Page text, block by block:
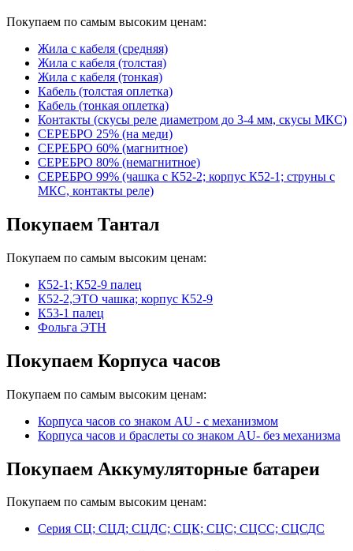
Покупаем по самым высоким ценам:
Жила с кабеля (средняя)
Жила с кабеля (толстая)
Жила с кабеля (тонкая)
Кабель (толстая оплетка)
Кабель (тонкая оплетка)
Контакты (скусы реле диаметром до 3-4 мм, скусы МКС)
СЕРЕБРО 25% (на меди)
СЕРЕБРО 60% (магнитное)
СЕРЕБРО 80% (немагнитное)
СЕРЕБРО 99% (чашка с К52-2; корпус К52-1; струны с
МКС, контакты реле)
Покупаем Тантал
Покупаем по самым высоким ценам:
К52-1; К52-9 палец
К52-2,ЭТО чашка; корпус К52-9
К53-1 палец
Фольга ЭТН
Покупаем Корпуса часов
Покупаем по самым высоким ценам:
Корпуса часов cо знаком AU - с механизмом
Корпуса часов и браслеты со знаком AU- без механизма
Покупаем Аккумуляторные батареи
Покупаем по самым высоким ценам:
Серия СЦ; СЦД; СЦДС; СЦК; СЦС; СЦСС; СЦСДС